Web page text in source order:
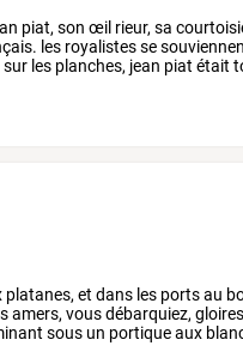
piat, son œil rieur, sa
les royalistesse
sur les planches, jean piat était
platanes,et dans les portsau
amers,vousdébarquiez,gloires
sous un portiqueaux